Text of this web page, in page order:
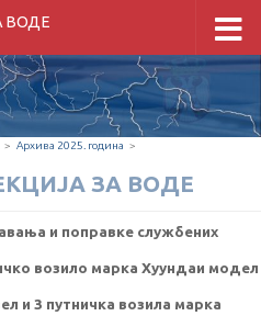
ВОДЕ
> Архива 2025. година >
ЗА ВОДЕ
и поправке службених
возило марка Хyундаи модел
и 3 путничка возила марка